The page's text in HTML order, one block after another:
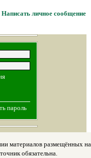
Написать личное сообщение
пароль
материалов размещённых на
обязательна.